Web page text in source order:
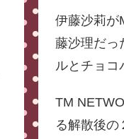
伊藤沙莉が
藤沙理だっ
ルとチョコ
TM
る解散後の